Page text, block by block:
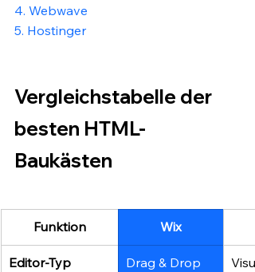
4. Webwave
5. Hostinger
Vergleichstabelle der
besten HTML-
Baukästen
Funktion Wix
Editor-Typ
Drag & Drop